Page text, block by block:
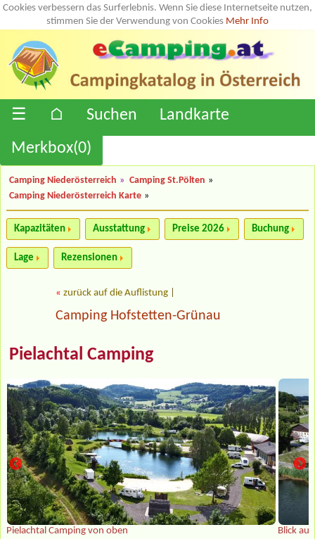
Cookies verbessern das Surferlebnis. Wenn Sie diese Internetseite nutzen,
stimmen Sie der Verwendung von Cookies Mehr Info
☰ ⌂ Suchen
Landkarte
Merkbox(0)
Camping Niederösterreich » Camping St.Pölten »
Camping Niederösterreich Karte »
Kapazitäten Ausstattung Preise 2026 Buchung
Lage Rezensionen
« zurück auf die Auflistung
Camping Hofstetten-Grünau
Pielachtal Camping
Pielachtal Camping von oben Blick